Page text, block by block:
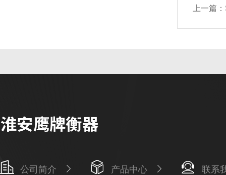
上一篇：
公司简介 产品中心 联系